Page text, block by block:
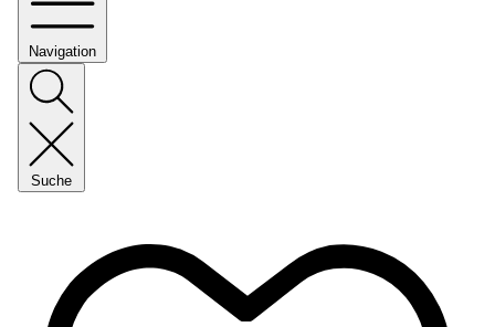
Navigation
Suche